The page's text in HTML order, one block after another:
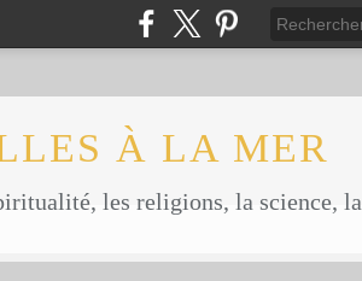
À LA MER
les religions, la science,